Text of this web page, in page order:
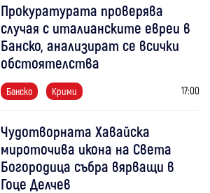
Прокуратурата проверява
случая с италианските евреи в
Банско, анализират се всички
обстоятелства
Банско Крими 17:00
Чудотворната Хавайска
мироточива икона на Света
Богородица събра вярващи в
Гоце Делчев